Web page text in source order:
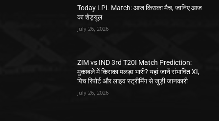
Today LPL Match: आज किसका मैच, जानिए आज
का शेड्यूल
July 26, 2026
ZIM vs IND 3rd T20I Match Prediction:
मुकाबले में किसका पलड़ा भारी? यहां जानें संभावित XI,
पिच रिपोर्ट और लाइव स्ट्रीमिंग से जुड़ी जानकारी
July 26, 2026